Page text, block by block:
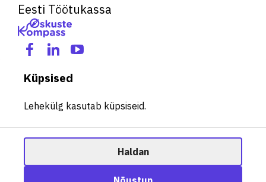
Eesti Töötukassa
Küpsised
Lehekülg kasutab küpsiseid.
Haldan